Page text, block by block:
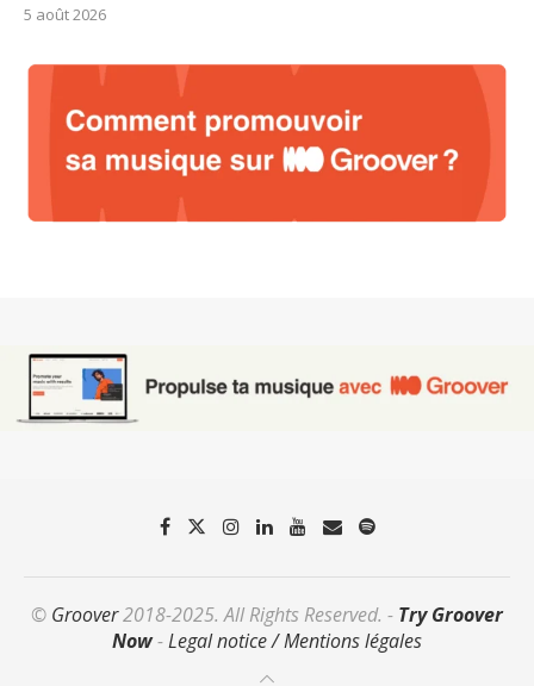
5 août 2026
© Groover2018-2025. All Rights Reserved. - Try Groover
Now-Legal notice / Mentions légales